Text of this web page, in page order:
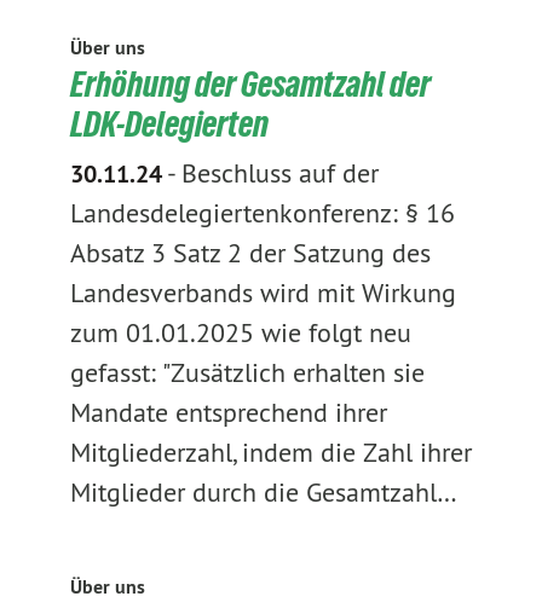
Über uns
Erhöhung der Gesamtzahl der
LDK-Delegierten
30.11.24- Beschluss auf der
Landesdelegiertenkonferenz: § 16
Absatz 3 Satz 2 der Satzung des
Landesverbands wird mit Wirkung
zum 01.01.2025 wie folgt neu
gefasst: "Zusätzlich erhalten sie
Mandate entsprechend ihrer
Mitgliederzahl, indem die Zahl ihrer
Mitglieder durch die Gesamtzahl…
Über uns